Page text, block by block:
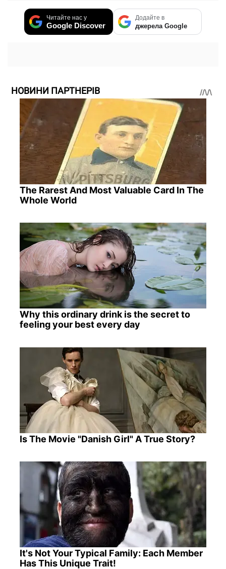
Читайте нас у
Google Discover
Додайте в
джерела Google
НОВИНИ ПАРТНЕРІВ
The Rarest And Most Valuable Card In The
Whole World
Why this ordinary drink is the secret to
feeling your best every day
Is The Movie "Danish Girl" A True Story?
It's Not Your Typical Family: Each Member
Has This Unique Trait!